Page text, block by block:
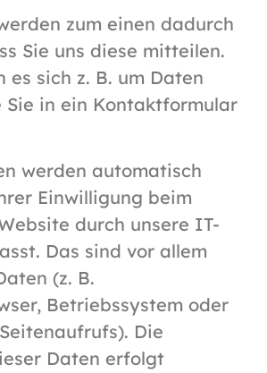
zum einen dadurch
Sie uns diese mitteilen.
es sich z. B. um Daten
Sie in ein Kontaktformular
werden automatisch
Einwilligung beim
durch unsere IT-
Das sind vor allem
(z. B.
Betriebssystem oder
Die
Daten erfolgt